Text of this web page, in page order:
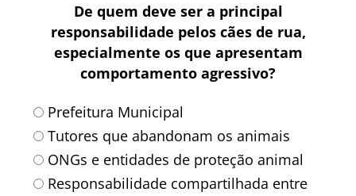
De quem deve ser a principal
responsabilidade pelos cães de rua,
especialmente os que apresentam
comportamento agressivo?
Prefeitura Municipal
Tutores que abandonam os animais
ONGs e entidades de proteção animal
Responsabilidade compartilhada entre